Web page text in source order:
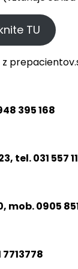
TU
395 168
031 557 11
0905
7713778